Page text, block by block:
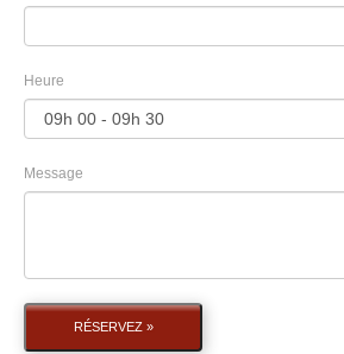
Heure
Message
RÉSERVEZ »